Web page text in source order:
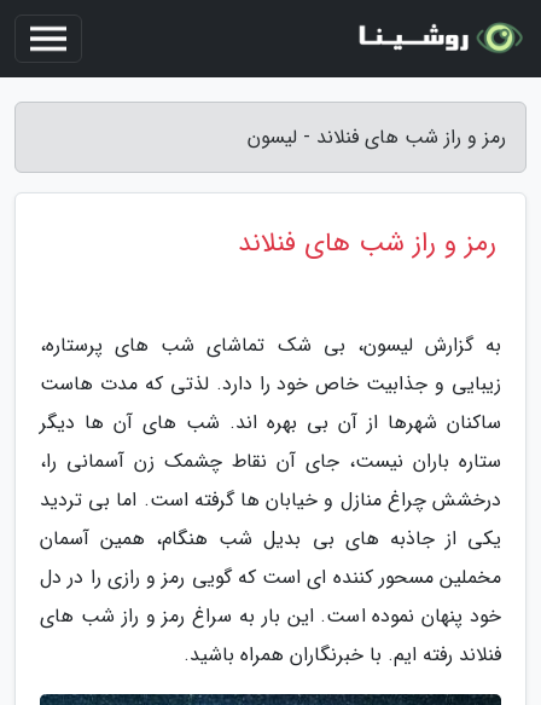
رمز و راز شب های فنلاند - لیسون
رمز و راز شب های فنلاند
به گزارش لیسون، بی شک تماشای شب های پرستاره،
زیبایی و جذابیت خاص خود را دارد. لذتی که مدت هاست
ساکنان شهرها از آن بی بهره اند. شب های آن ها دیگر
ستاره باران نیست، جای آن نقاط چشمک زن آسمانی را،
درخشش چراغ منازل و خیابان ها گرفته است. اما بی تردید
یکی از جاذبه های بی بدیل شب هنگام، همین آسمان
مخملین مسحور کننده ای است که گویی رمز و رازی را در دل
خود پنهان نموده است. این بار به سراغ رمز و راز شب های
فنلاند رفته ایم. با خبرنگاران همراه باشید.